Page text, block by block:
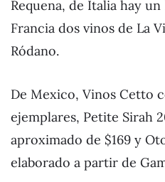
Requena, de Italia hay
Francia dos vinos de La
Ródano.
De Mexico, Vinos Cetto
ejemplares, Petite Sirah
aproximado de $169 y
elaborado a partir de